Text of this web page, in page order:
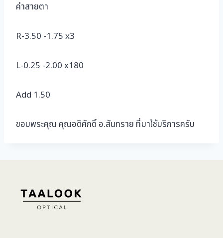
ค่าสายตา
R-3.50 -1.75 x3
L-0.25 -2.00 x180
Add 1.50
ขอบพระคุณ คุณอดิศักดิ์ อ.สันทราย ที่มาใช้บริการครับ